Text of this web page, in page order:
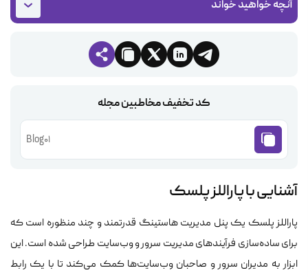
آنچه خواهید خواند
کد تخفیف مخاطبین مجله
Blog01
آشنایی با پاراللز پلسک
پاراللز پلسک یک پنل مدیریت هاستینگ قدرتمند و چند منظوره است که
برای ساده‌سازی فرآیندهای مدیریت سرور و وب‌سایت طراحی شده است. این
ابزار به مدیران سرور و صاحبان وب‌سایت‌ها کمک می‌کند تا با یک رابط